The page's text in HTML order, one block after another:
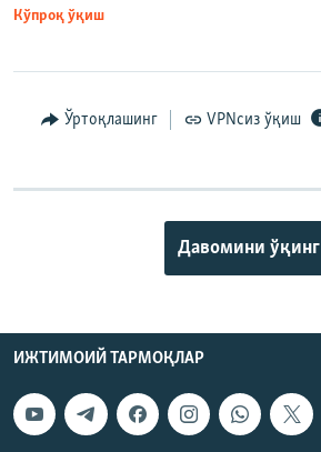
Кўпроқ ўқиш
Ўртоқлашинг VPNсиз ўқиш
Давомини ўқинг
ИЖТИМОИЙ ТАРМОҚЛАР